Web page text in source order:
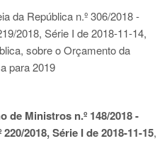
da República n.º 306/2018 -
2018, Série I de 2018-11-14,
sobre o Orçamento da
para 2019
de Ministros n.º 148/2018 -
2018, Série I de 2018-11-15,